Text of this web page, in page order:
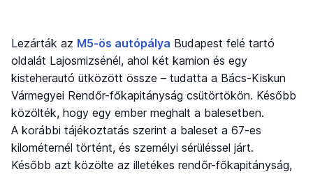
Lezárták az M5-ös autópálya Budapest felé tartó
oldalát Lajosmizsénél, ahol két kamion és egy
kisteherautó ütközött össze – tudatta a Bács-Kiskun
Vármegyei Rendőr-főkapitányság csütörtökön. Később
közölték, hogy egy ember meghalt a balesetben.
A korábbi tájékoztatás szerint a baleset a 67-es
kilométernél történt, és személyi sérüléssel járt.
Később azt közölte az illetékes rendőr-főkapitányság,